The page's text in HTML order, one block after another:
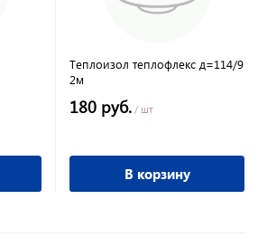
Теплоизол теплофлекс д=114/9
2м
180 руб. / шт
В корзину